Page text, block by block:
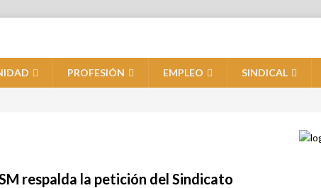
PROFESIÓN EMPLEO SINDICAL
respalda la petición del Sindicato